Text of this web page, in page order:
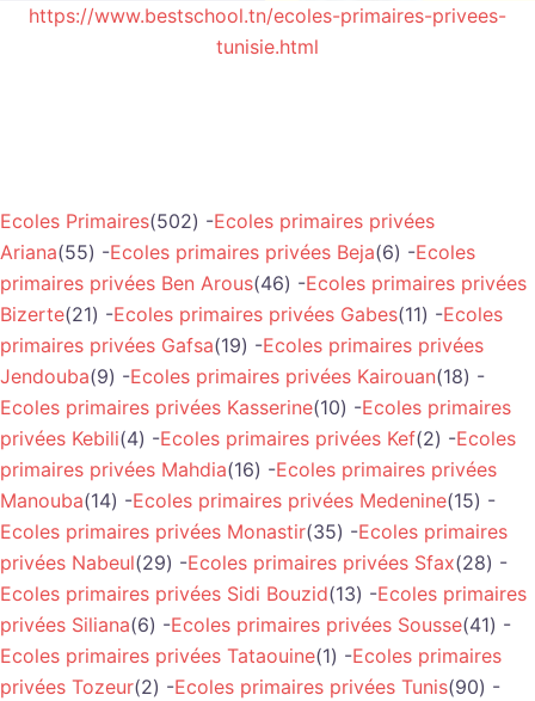
https://www.bestschool.tn/ecoles-primaires-privees-
tunisie.html
Ecoles Primaires(502) -Ecoles primaires privées
Ariana(55) -Ecoles primaires privées Beja(6) -Ecoles
primaires privées Ben Arous(46) -Ecoles primaires privées
Bizerte(21) -Ecoles primaires privées Gabes(11) -Ecoles
primaires privées Gafsa(19) -Ecoles primaires privées
Jendouba(9) -Ecoles primaires privées Kairouan(18) -
Ecoles primaires privées Kasserine(10) -Ecoles primaires
privées Kebili(4) -Ecoles primaires privées Kef(2) -Ecoles
primaires privées Mahdia(16) -Ecoles primaires privées
Manouba(14) -Ecoles primaires privées Medenine(15) -
Ecoles primaires privées Monastir(35) -Ecoles primaires
privées Nabeul(29) -Ecoles primaires privées Sfax(28) -
Ecoles primaires privées Sidi Bouzid(13) -Ecoles primaires
privées Siliana(6) -Ecoles primaires privées Sousse(41) -
Ecoles primaires privées Tataouine(1) -Ecoles primaires
privées Tozeur(2) -Ecoles primaires privées Tunis(90) -